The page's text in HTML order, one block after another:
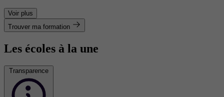
Voir plus
Trouver ma formation
Les écoles à la une
Transparence